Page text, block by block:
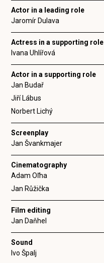
Actor in a leading role
Jaromír Dulava
Actress in a supporting role
Ivana Uhlířová
Actor in a supporting role
Jan Budař
Jiří Lábus
Norbert Lichý
Screenplay
Jan Švankmajer
Cinematography
Adam Oľha
Jan Růžička
Film editing
Jan Daňhel
Sound
Ivo Špalj